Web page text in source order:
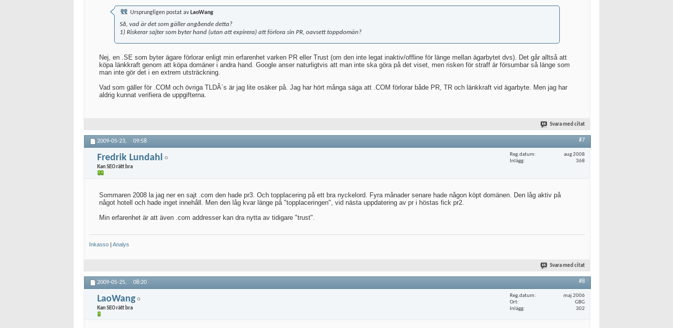
Ursprungligen postat av LaoWang
Så, vad är det som gäller angående detta?
1) Riskerar sajter som byter hand (utan att expirera) att förlora sin PR, oavsett toppdomän?
Nej, en .SE som byter ägare förlorar enligt min erfarenhet varken PR eller Trust (om den inte legat inaktiv/offline för länge mellan ägarbytet dvs). Det går alltså att
köpa länkkraft genom att köpa domäner i andra hand. Google anser naturligtvis att man inte ska göra på det viset, men risken för straff är försumbar så länge som
man inte gör det i en extrem utsträckning.
Vad som gäller för .COM och övriga TLDÂ´s är jag lite osäker på. Jag har hört många säga att .COM förlorar både PR, TR och länkkraft vid ägarbyte. Men jag har
aldrig kunnat verifiera de uppgifterna.
Svara med citat
2009-05-23, 09:58 #7
Fredrik Lundahl
Kan SEO rätt bra
Reg.datum
aug 2008
Inlägg
368
Sommaren 2008 la jag ner en sajt .com den hade pr3. Och topplacering på ett bra nyckelord. Fyra månader senare hade någon köpt domänen. Den låg aktiv på
något hotell och hade inget innehåll. Men den låg kvar länge på "topplaceringen", vid nästa uppdatering av pr i höstas fick pr2.
Min erfarenhet är att även .com addresser kan dra nytta av tidigare "trust".
Inkasso | Analys
Svara med citat
2009-05-25, 08:20 #8
LaoWang
Kan SEO rätt bra
Reg.datum
maj 2006
Ort
GBG
Inlägg
302